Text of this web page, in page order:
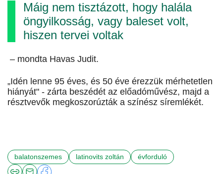
Máig nem tisztázott, hogy halála
öngyilkosság, vagy baleset volt,
hiszen tervei voltak
– mondta Havas Judit.
„Idén lenne 95 éves, és 50 éve érezzük mérhetetlen
hiányát" - zárta beszédét az előadóművész, majd a
résztvevők megkoszorúzták a színész síremlékét.
balatonszemes latinovits zoltán évforduló